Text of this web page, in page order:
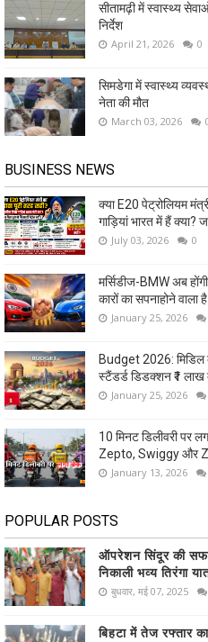
सीतामढ़ी में स्वास्थ्य
निर्देश
April 21, 2026 0
सिमडेगा में स्वास्थ्य
नेता की मौत
March 03, 2026
BUSINESS NEWS
क्या E20 पेट्रोलियम
गाड़ियां भारत में हैं क्या?
July 03, 2026 0
मर्सिडीज-BMW अब
कारों का सपनाहोने वाला
January 25, 2026
Budget 2026: मिडिल
स्टैंडर्ड डिडक्शन ₹1
January 25, 2026
10 मिनट डिलीवरी पर
Zepto, Swiggy और
January 13, 2026
POPULAR POSTS
ऑपरेशन सिंदूर की
निकाली भव्य तिरंगा
बुधवार, मई 07, 2025
बिहटा में तेज रफ्तार